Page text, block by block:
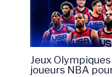
Jeux
joueurs NBA